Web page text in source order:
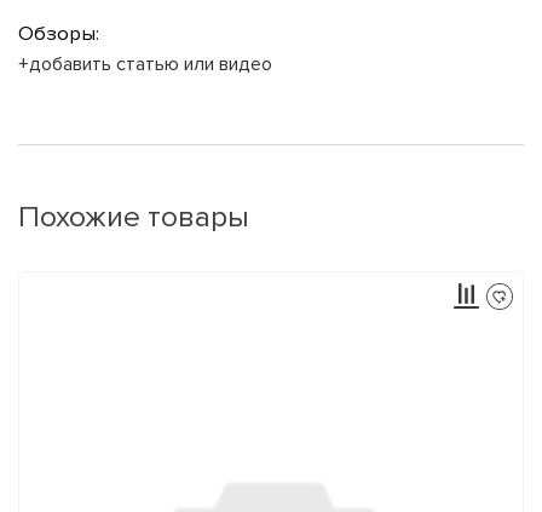
Обзоры:
+добавить статью или видео
Похожие товары